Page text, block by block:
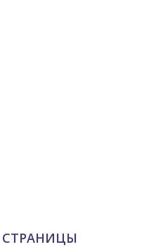
СТРАНИЦЫ